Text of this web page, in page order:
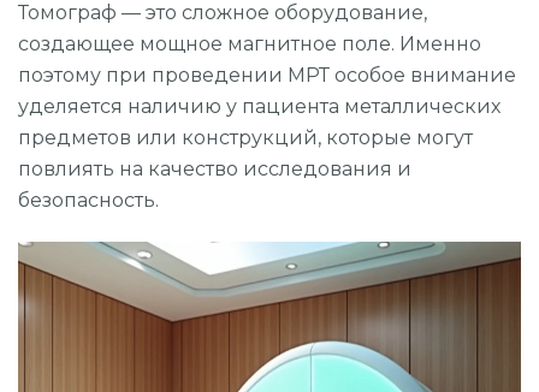
Томограф — это сложное оборудование,
создающее мощное магнитное поле. Именно
поэтому при проведении МРТ особое внимание
уделяется наличию у пациента металлических
предметов или конструкций, которые могут
повлиять на качество исследования и
безопасность.